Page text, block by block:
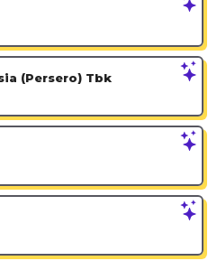
(Persero) Tbk